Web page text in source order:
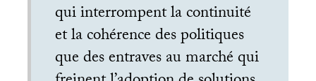
qui interrompent la continuité
et la cohérence des politiques
que des entraves au marché qui